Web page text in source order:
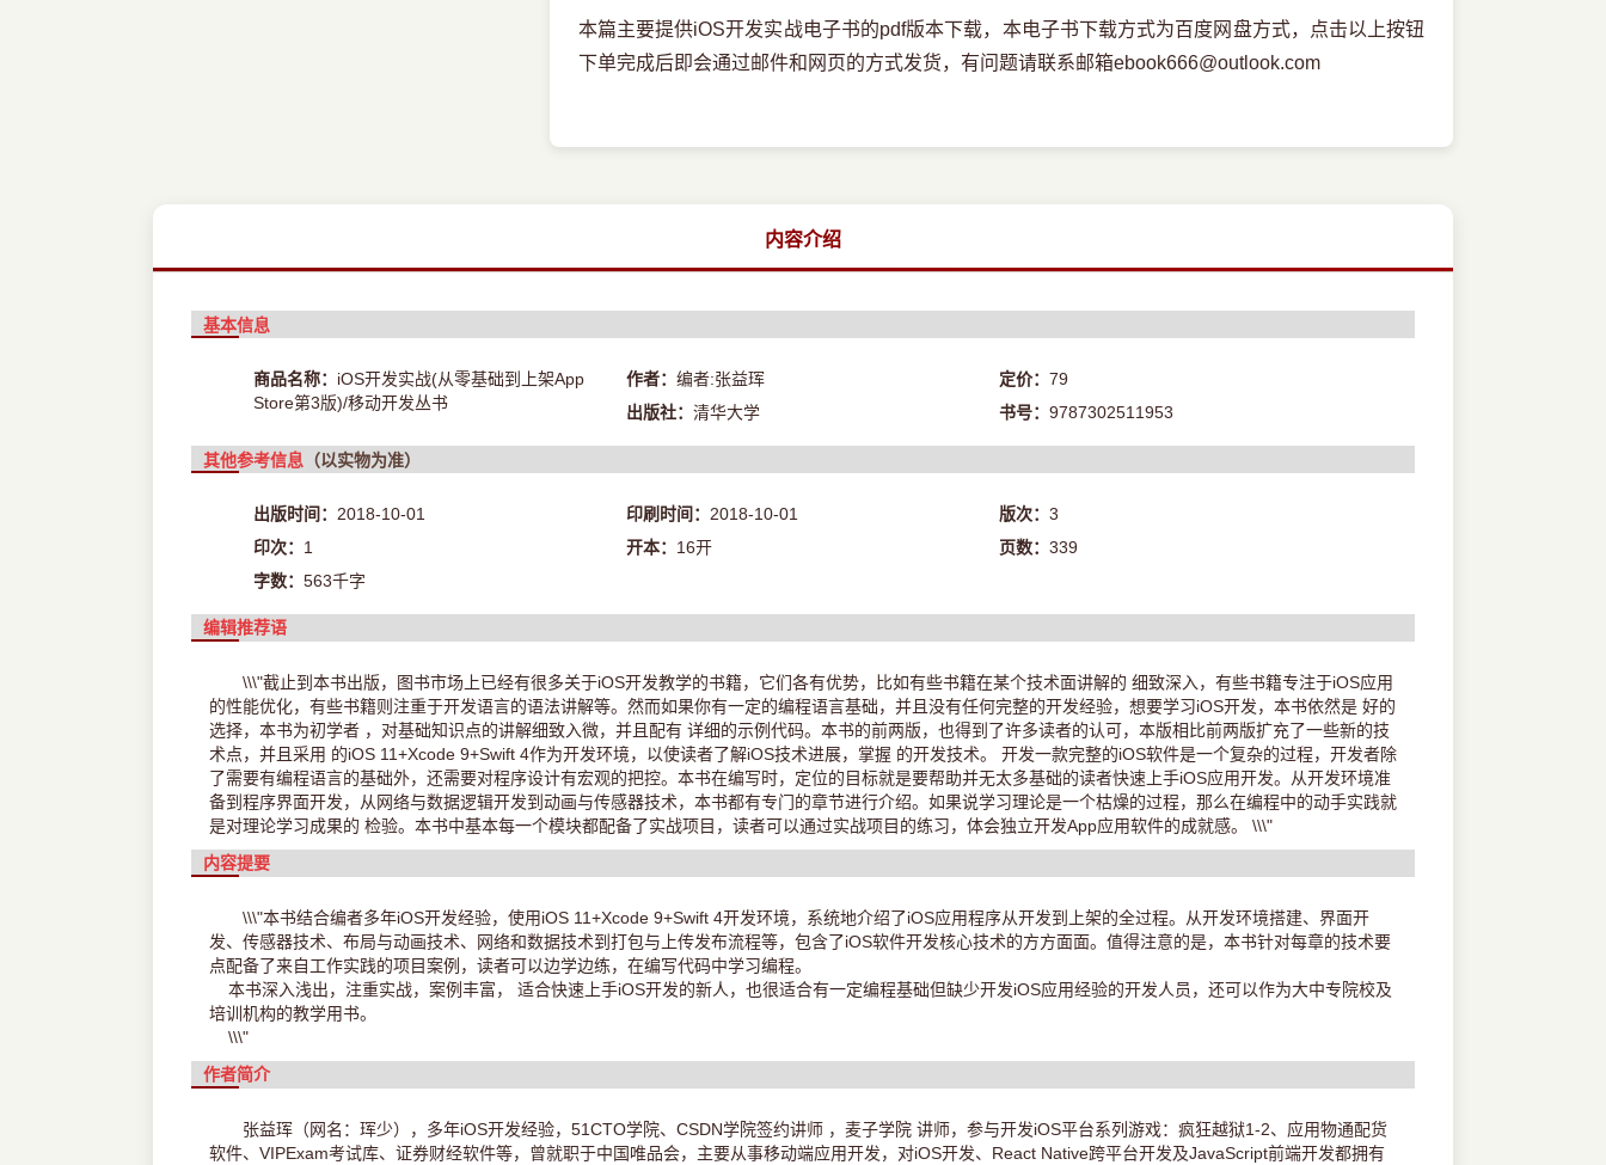
本篇主要提供iOS开发实战电子书的pdf版本下载，本电子书下载方式为百度网盘方式，点击以上按钮
下单完成后即会通过邮件和网页的方式发货，有问题请联系邮箱ebook666@outlook.com
内容介绍
基本信息
商品名称： iOS开发实战(从零基础到上架App
Store第3版)/移动开发丛书
作者： 编者:张益珲 定价： 79
出版社： 清华大学 书号： 9787302511953
其他参考信息（以实物为准）
出版时间： 2018-10-01 印刷时间： 2018-10-01 版次： 3
印次： 1 开本： 16开 页数： 339
字数： 563千字
编辑推荐语
\\\"截止到本书出版，图书市场上已经有很多关于iOS开发教学的书籍，它们各有优势，比如有些书籍在某个技术面讲解的 细致深入，有些书籍专注于iOS应用
的性能优化，有些书籍则注重于开发语言的语法讲解等。然而如果你有一定的编程语言基础，并且没有任何完整的开发经验，想要学习iOS开发，本书依然是 好的
选择，本书为初学者 ，对基础知识点的讲解细致入微，并且配有 详细的示例代码。本书的前两版，也得到了许多读者的认可，本版相比前两版扩充了一些新的技
术点，并且采用 的iOS 11+Xcode 9+Swift 4作为开发环境，以使读者了解iOS技术进展，掌握 的开发技术。 开发一款完整的iOS软件是一个复杂的过程，开发者除
了需要有编程语言的基础外，还需要对程序设计有宏观的把控。本书在编写时，定位的目标就是要帮助并无太多基础的读者快速上手iOS应用开发。从开发环境准
备到程序界面开发，从网络与数据逻辑开发到动画与传感器技术，本书都有专门的章节进行介绍。如果说学习理论是一个枯燥的过程，那么在编程中的动手实践就
是对理论学习成果的 检验。本书中基本每一个模块都配备了实战项目，读者可以通过实战项目的练习，体会独立开发App应用软件的成就感。 \\\"
内容提要
\\\"本书结合编者多年iOS开发经验，使用iOS 11+Xcode 9+Swift 4开发环境，系统地介绍了iOS应用程序从开发到上架的全过程。从开发环境搭建、界面开
发、传感器技术、布局与动画技术、网络和数据技术到打包与上传发布流程等，包含了iOS软件开发核心技术的方方面面。值得注意的是，本书针对每章的技术要
点配备了来自工作实践的项目案例，读者可以边学边练，在编写代码中学习编程。
本书深入浅出，注重实战，案例丰富， 适合快速上手iOS开发的新人，也很适合有一定编程基础但缺少开发iOS应用经验的开发人员，还可以作为大中专院校及
培训机构的教学用书。
\\\"
作者简介
张益珲（网名：珲少），多年iOS开发经验，51CTO学院、CSDN学院签约讲师 ，麦子学院 讲师，参与开发iOS平台系列游戏：疯狂越狱1-2、应用物通配货
软件、VIPExam考试库、证券财经软件等，曾就职于中国唯品会，主要从事移动端应用开发，对iOS开发、React Native跨平台开发及JavaScript前端开发都拥有